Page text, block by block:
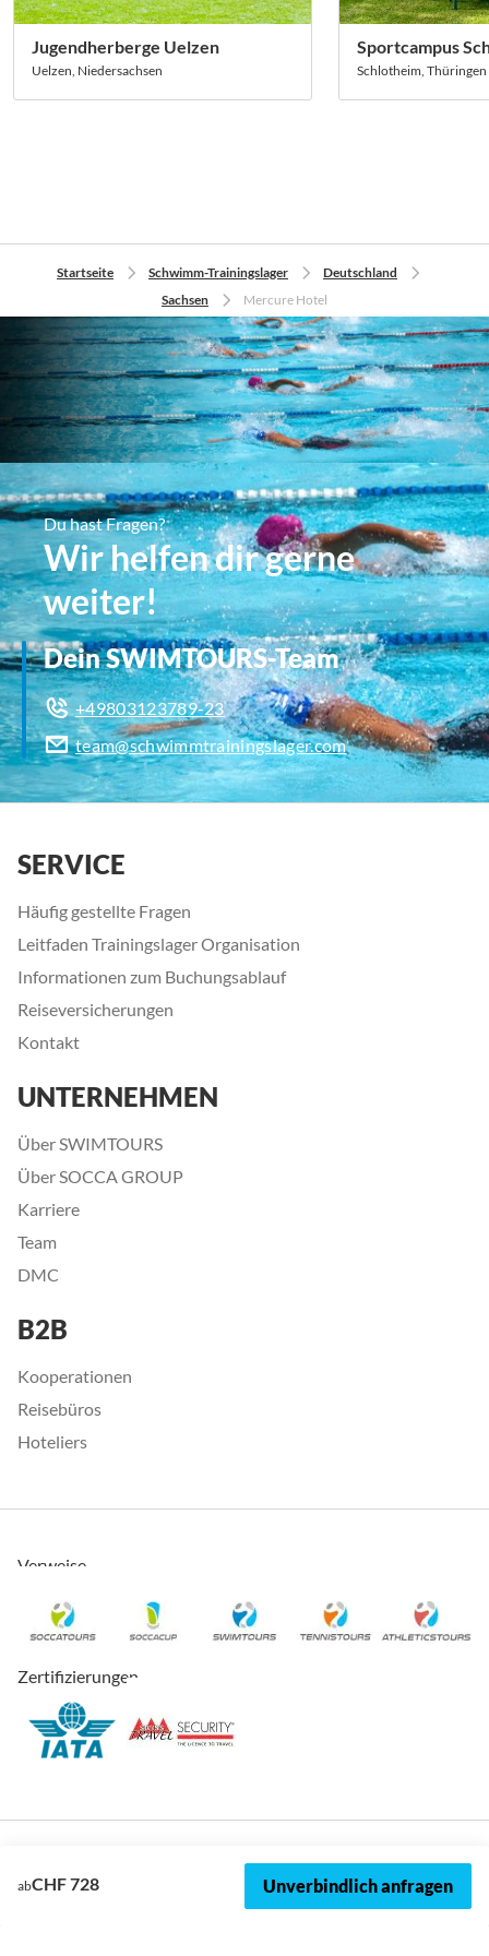
abCHF 728 Unverbindlich anfragen
Jugendherberge Uelzen
Uelzen, Niedersachsen
Sportcampus
Schlotheim, Thüringen
Startseite Schwimm-Trainingslager
Deutschland
Sachsen
Mercure Hotel
Du hast Fragen?
Wir helfen dir gerne
weiter!
Dein SWIMTOURS-Team
+49803123789-23
team@schwimmtrainingslager.com
SERVICE
Häufig gestellte Fragen
Leitfaden Trainingslager Organisation
Informationen zum Buchungsablauf
Reiseversicherungen
Kontakt
UNTERNEHMEN
Über SWIMTOURS
Über SOCCA GROUP
Karriere
Team
DMC
B2B
Kooperationen
Reisebüros
Hoteliers
Verweise
Zertifizierungen